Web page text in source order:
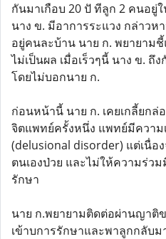
กันมาเกือบ 20 ปั ทีลูก 2 คนอยู่
นาง ข. มีอาการระแวง กล่าว
อยู่คนละบ้าน นาย ก. พยายาม
ไม่เป็นผล เมื่อเร็วๆนี้ นาง ข.
โดยไม่บอกนาย ก.
ก่อนหน้านี้ นาย ก. เคยเกลี้ยกล่
จิตแพทย์ครั้งหนึ่ง แพทย์มีความ
(delusional disorder) แต่เนื่อ
ตนเองป่วย และไม่ให้ความร่ว
รักษา
นาย ก.พยายามติดต่อผ่านญาติ
เข้าบการรักษาและพาลูกกลับ